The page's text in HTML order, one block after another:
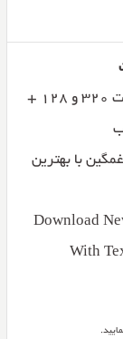
با عنوان آخر رفت با کیفیت ۳۲۰ و ۱۲۸ +
با بهترین
Download
With